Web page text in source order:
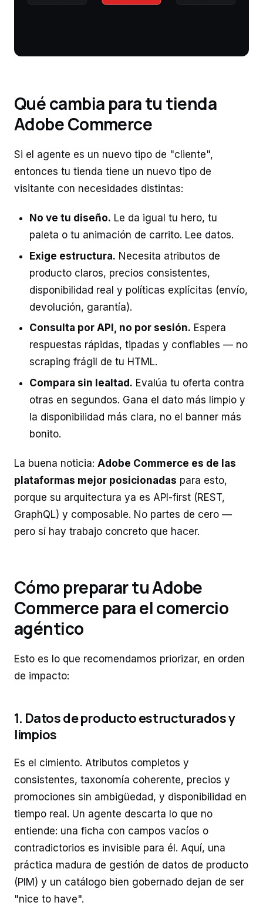
Qué cambia para tu tienda
Adobe Commerce
Si el agente es un nuevo tipo de "cliente",
entonces tu tienda tiene un nuevo tipo de
visitante con necesidades distintas:
No ve tu diseño. Le da igual tu hero, tu
paleta o tu animación de carrito. Lee datos.
Exige estructura. Necesita atributos de
producto claros, precios consistentes,
disponibilidad real y políticas explícitas (envío,
devolución, garantía).
Consulta por API, no por sesión. Espera
respuestas rápidas, tipadas y confiables — no
scraping frágil de tu HTML.
Compara sin lealtad. Evalúa tu oferta contra
otras en segundos. Gana el dato más limpio y
la disponibilidad más clara, no el banner más
bonito.
La buena noticia: Adobe Commerce es de las
plataformas mejor posicionadas para esto,
porque su arquitectura ya es API-first (REST,
GraphQL) y composable. No partes de cero —
pero sí hay trabajo concreto que hacer.
Cómo preparar tu Adobe
Commerce para el comercio
agéntico
Esto es lo que recomendamos priorizar, en orden
de impacto:
1. Datos de producto estructurados y
limpios
Es el cimiento. Atributos completos y
consistentes, taxonomía coherente, precios y
promociones sin ambigüedad, y disponibilidad en
tiempo real. Un agente descarta lo que no
entiende: una ficha con campos vacíos o
contradictorios es invisible para él. Aquí, una
práctica madura de gestión de datos de producto
(PIM) y un catálogo bien gobernado dejan de ser
"nice to have".